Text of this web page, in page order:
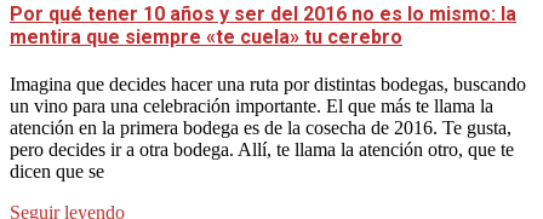
Por qué tener 10 años y ser del 2016 no es lo mismo: la
mentira que siempre «te cuela» tu cerebro
Imagina que decides hacer una ruta por distintas bodegas, buscando
un vino para una celebración importante. El que más te llama la
atención en la primera bodega es de la cosecha de 2016. Te gusta,
pero decides ir a otra bodega. Allí, te llama la atención otro, que te
dicen que se
Seguir leyendo